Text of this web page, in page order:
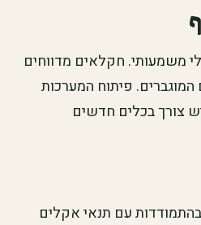
משמעותי. חקלאים מדווחים
המוגברים. פיתוח המערכות
צורך בכלים חדשים
עם תנאי אקלים